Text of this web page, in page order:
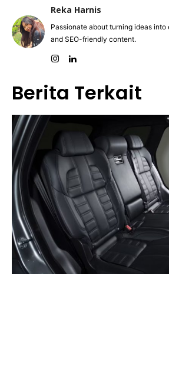
Reka Harnis
Passionate about turning ideas
and SEO-friendly content.
Berita Terkait